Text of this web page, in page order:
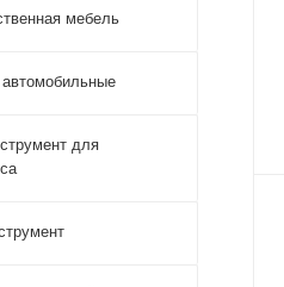
мебель
для